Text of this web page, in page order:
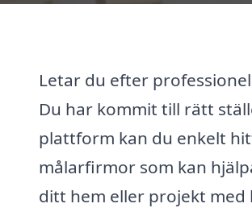
Letar du efter
Du har kommit till rätt
plattform kan du enkelt
målarfirmor som kan
ditt hem eller projekt med